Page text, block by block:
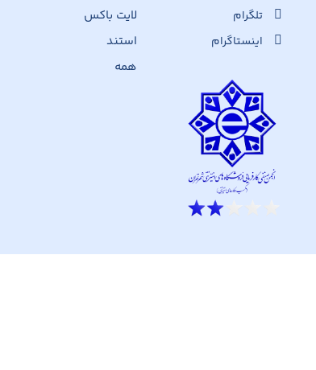
لایت باکس
استند
همه
تلگرام
اینستاگرام